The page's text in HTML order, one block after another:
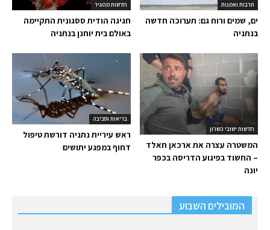
חדשות מהעיר
חגיגה הודית ססגונית התקיימה
באולם בית יוחנן בנתניה
תרבות ואמנות
ים, שמים ורוח גם: תערוכה חדשה
בנתניה
בריאות וסביבה
ראש עיריית נתניה דורשת טיפול
דחוף במפגע יתושים
חדשות ישובי השרון
המשטרה עצרה את ארכאן חאלד
– החשוד בפיגוע הדריסה בכפר
יונה
המובילים השבוע